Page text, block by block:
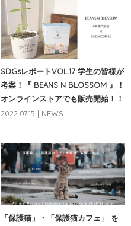
SDGsレポートVOL.17 学生の皆様が
考案！『 BEANS N BLOSSOM 』！
オンラインストアでも販売開始！！
2022.07.15 | NEWS
「保護猫」・「保護猫カフェ」 を